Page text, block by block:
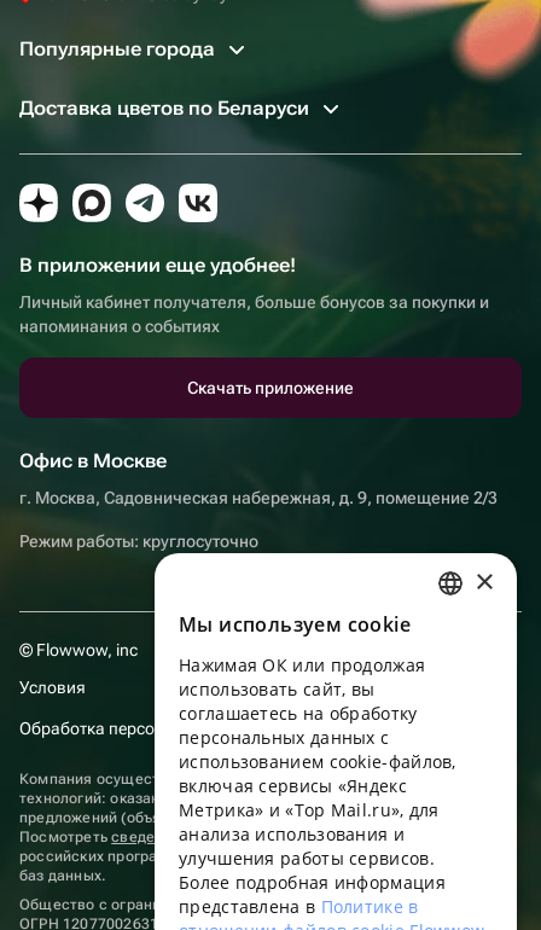
Популярные города
Доставка цветов по Беларуси
В приложении еще удобнее!
Личный кабинет получателя, больше бонусов за покупки и
напоминания о событиях
Скачать приложение
Офис в Москве
г. Москва, Садовническая набережная, д. 9, помещение 2/3
Режим работы: круглосуточно
© Flowwow, inc
Условия
Обработка персональных данных
Компания осуществляет деятельность в области информационных
технологий: оказание услуг в сети “Интернет” по размещению
предложений (объявлений) продавцов о реализации товаров.
Посмотретьсведения о программах, включенных в реестр
российских программ для электронных вычислительных машин и
баз данных.
Общество с ограниченной ответственностью «ФЛАУВАУ»
ОГРН 1207700263198, ИНН 9702020445
ENGLISH
UKRAINIAN
PORTUGUESE
FRENCH
×
Мы используем сookie
Нажимая ОК или продолжая
использовать сайт, вы
соглашаетесь на обработку
персональных данных с
использованием cookie-файлов,
включая сервисы «Яндекс
Метрика» и «Top Mail.ru», для
анализа использования и
улучшения работы сервисов.
Более подробная информация
представлена в Политике в